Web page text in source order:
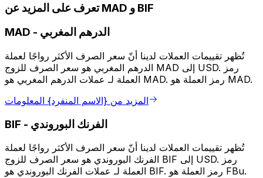
تعرف على المزيد عن MAD و BIF
MAD - الدرهم المغربي
تُظهر تقييمات العملات لدينا أنّ سعر الصرف الأكثر رواجًا لعملة
الدرهم المغربي هو سعر الصرف للزوج MAD إلى USD. رمز
العملة لـ عملات الدرهم المغربي هو MAD. رمز العملة هو MAD.
المزيد من {الاسم المنفرد} المعلومات
BIF - الفرنك البوروندي
تُظهر تقييمات العملات لدينا أنّ سعر الصرف الأكثر رواجًا لعملة
الفرنك البوروندي هو سعر الصرف للزوج BIF إلى USD. رمز
العملة لـ عملات الفرنك البوروندي هو BIF. رمز العملة هو FBu.